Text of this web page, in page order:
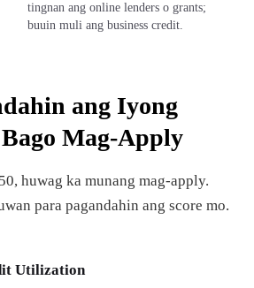
tingnan ang online lenders o grants;
buuin muli ang business credit.
ang Iyong
Mag-Apply
huwag ka munang mag-apply.
para pagandahin ang score mo.
Utilization